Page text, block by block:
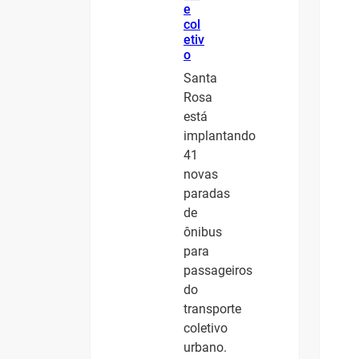
e
col
etiv
o
Santa
Rosa
está
implantando
41
novas
paradas
de
ônibus
para
passageiros
do
transporte
coletivo
urbano.